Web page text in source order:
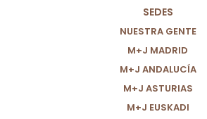
SEDES
NUESTRA GENTE
M+J MADRID
M+J ANDALUCÍA
M+J ASTURIAS
M+J EUSKADI
Pobreza